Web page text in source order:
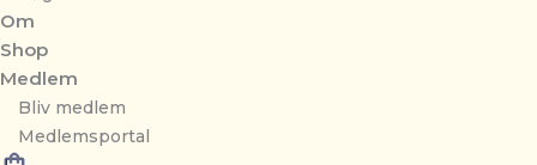
Om
Shop
Medlem
Bliv medlem
Medlemsportal